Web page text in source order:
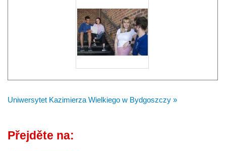
Uniwersytet Kazimierza Wielkiego w Bydgoszczy »
Přejděte na: